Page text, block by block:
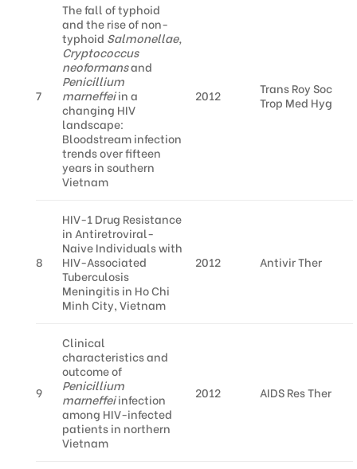
7
The fall of typhoid
and the rise of non-
typhoid Salmonellae,
Cryptococcus
neoformansand
Penicillium
marneffeiin a
changing HIV
landscape:
Bloodstream infection
trends over fifteen
years in southern
Vietnam
2012
Trans Roy Soc
Trop Med Hyg
8
HIV-1 Drug Resistance
in Antiretroviral-
Naive Individuals with
HIV-Associated
Tuberculosis
Meningitis in Ho Chi
Minh City, Vietnam
2012 Antivir Ther
9
Clinical
characteristics and
outcome of
Penicillium
marneffeiinfection
among HIV-infected
patients in northern
Vietnam
2012 AIDS Res Ther